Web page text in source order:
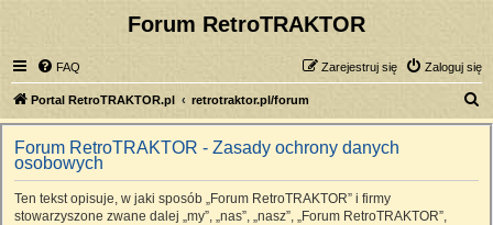
Forum RetroTRAKTOR
FAQ Zaloguj się
Zarejestruj się
Portal RetroTRAKTOR.pl retrotraktor.pl/forum
z
Forum RetroTRAKTOR - Zasady ochrony danych
osobowych
Ten tekst opisuje, w jaki sposób „Forum RetroTRAKTOR” i firmy
stowarzyszone zwane dalej „my”, „nas”, „nasz”, „Forum RetroTRAKTOR”,